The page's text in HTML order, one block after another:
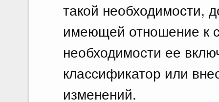
такой необходимости,
имеющей отношение к
необходимости ее
классификатор или
изменений.